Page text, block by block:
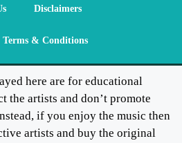
Disclaimers
Terms & Conditions
here are for educational
the artists and don’t promote
if you enjoy the music then
artists and buy the original